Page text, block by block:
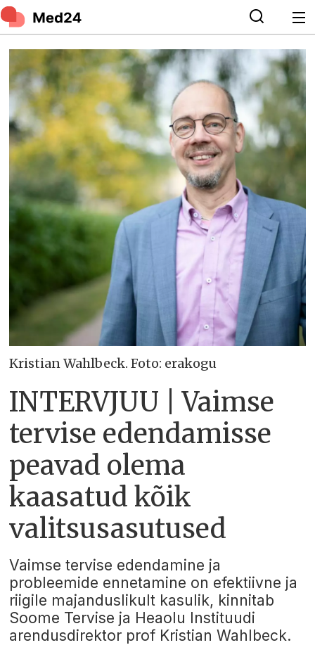
Kristian Wahlbeck. Foto: erakogu
INTERVJUU | Vaimse
tervise edendamisse
peavad olema
kaasatud kõik
valitsusasutused
Vaimse tervise edendamine ja
probleemide ennetamine on efektiivne ja
riigile majanduslikult kasulik, kinnitab
Soome Tervise ja Heaolu Instituudi
arendusdirektor prof Kristian Wahlbeck.